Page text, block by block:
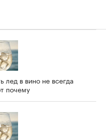
лед в вино не всегда
почему